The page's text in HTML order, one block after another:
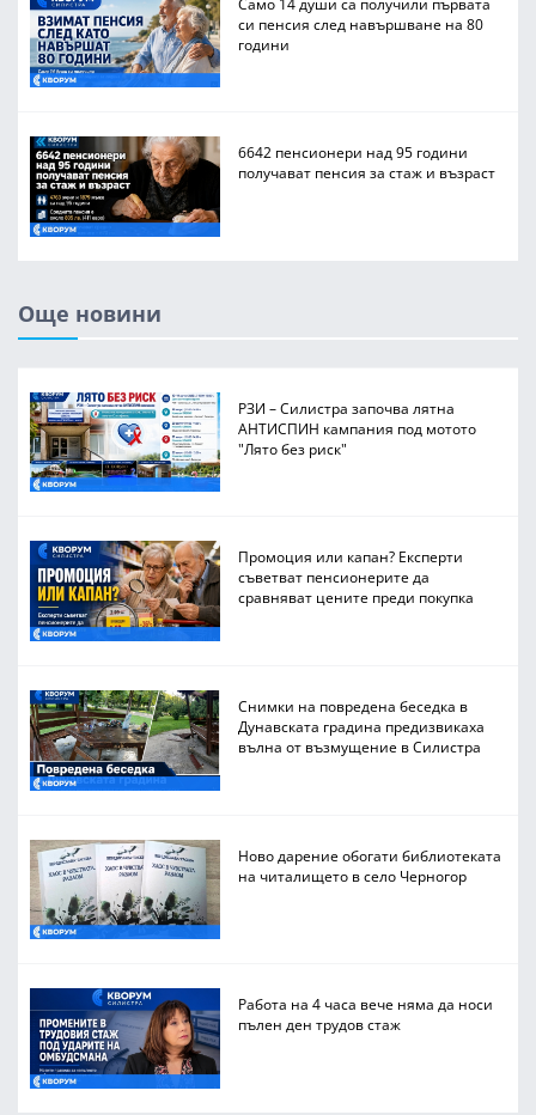
си пенсия след навършване на 80
години
6642 пенсионери над 95 години
получават пенсия за стаж и възраст
Още новини
РЗИ – Силистра започва лятна
АНТИСПИН кампания под мотото
"Лято без риск"
Промоция или капан? Експерти
съветват пенсионерите да
сравняват цените преди покупка
Снимки на повредена беседка в
Дунавската градина предизвикаха
вълна от възмущение в Силистра
Ново дарение обогати библиотеката
на читалището в село Черногор
Работа на 4 часа вече няма да носи
пълен ден трудов стаж